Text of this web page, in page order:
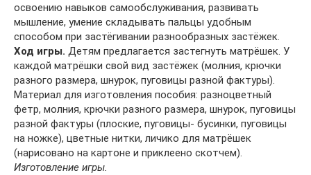
освоению навыков самообслуживания, развивать
мышление, умение складывать пальцы удобным
способом при застёгивании разнообразных застёжек.
Ход игры. Детям предлагается застегнуть матрёшек. У
каждой матрёшки свой вид застёжек (молния, крючки
разного размера, шнурок, пуговицы разной фактуры).
Материал для изготовления пособия: разноцветный
фетр, молния, крючки разного размера, шнурок, пуговицы
разной фактуры (плоские, пуговицы- бусинки, пуговицы
на ножке), цветные нитки, личико для матрёшек
(нарисовано на картоне и приклеено скотчем).
Изготовление игры.